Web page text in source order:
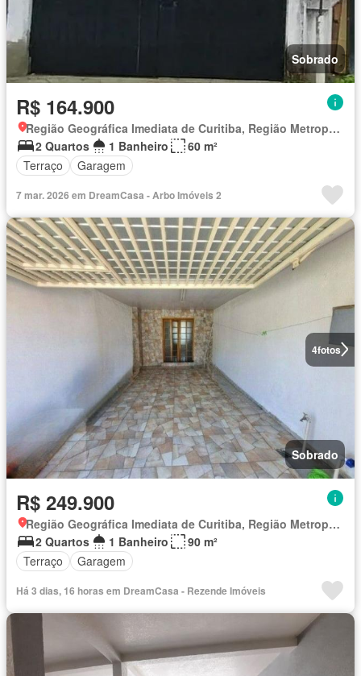
Sobrado
R$ 164.900
Região Geográfica Imediata de Curitiba, Região Metropolitana de Curitiba
2 Quartos
1 Banheiro
60 m²
Terraço
Garagem
7 mar. 2026 em DreamCasa - Arbo Imóveis 2
4fotos
Sobrado
R$ 249.900
Região Geográfica Imediata de Curitiba, Região Metropolitana de Curitiba
2 Quartos
1 Banheiro
90 m²
Terraço
Garagem
Há 3 dias, 16 horas em DreamCasa - Rezende Imóveis